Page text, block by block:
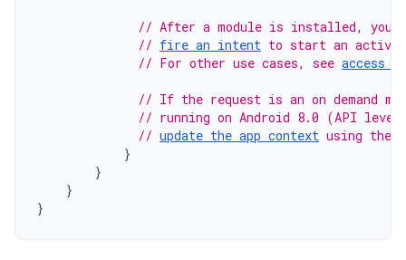
// After a module is installed, you
// fire an intent to start an
// For other use cases, see access
// If the request is an on demand
// running on Android 8.0 (API
// update the app context using the
}
}
}
}